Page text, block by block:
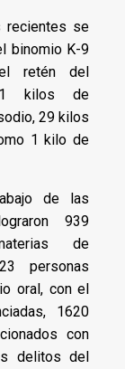
recientes se
binomio K-9
el retén del
kilos de
29 kilos
1 kilo de
de las
939
de
personas
oral, con el
1620
con
delitos del